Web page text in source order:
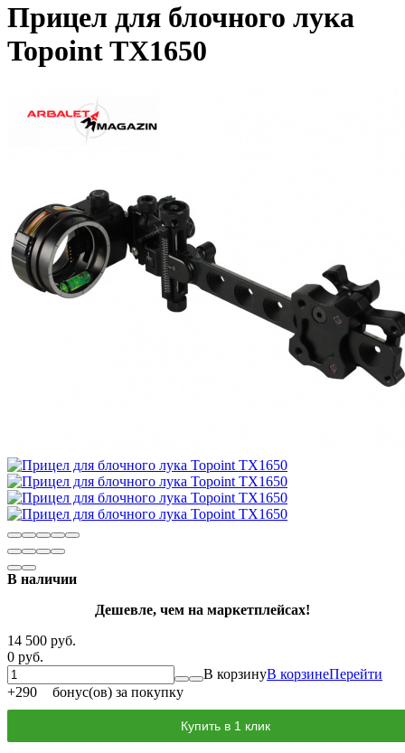
Прицел для блочного лука
Topoint TX1650
В наличии
Дешевле, чем на маркетплейсах!
14 500 руб.
0 руб.
В корзинуВ корзинеПерейти
+290 бонус(ов) за покупку
Купить в 1 клик